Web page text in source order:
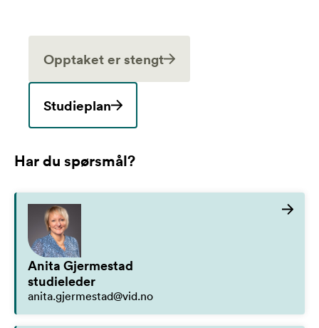
Opptaket er stengt
Studieplan
Har du spørsmål?
Anita Gjermestad
studieleder
anita.gjermestad@vid.no